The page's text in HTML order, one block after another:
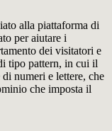
alla piattaforma di
per aiutare i
dei visitatori e
tipo pattern, in cui il
numeri e lettere, che
che imposta il